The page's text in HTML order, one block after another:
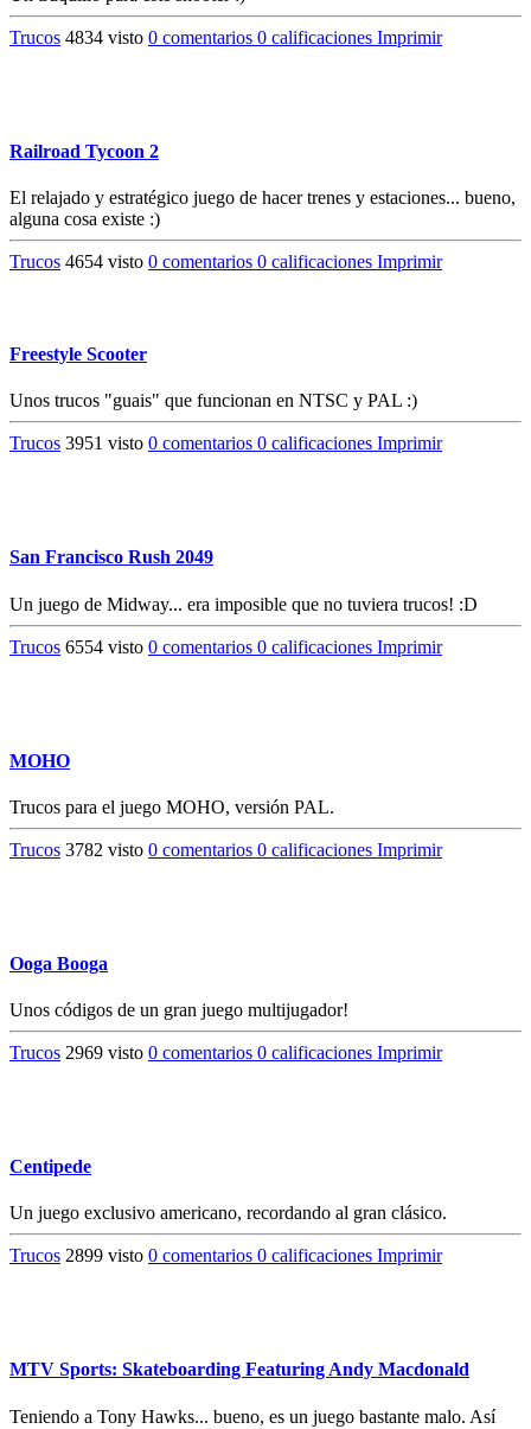
Trucos 4834 visto 0 comentarios 0 calificaciones Imprimir
Railroad Tycoon 2
El relajado y estratégico juego de hacer trenes y estaciones... bueno,
alguna cosa existe :)
Trucos 4654 visto 0 comentarios 0 calificaciones Imprimir
Freestyle Scooter
Unos trucos "guais" que funcionan en NTSC y PAL :)
Trucos 3951 visto 0 comentarios 0 calificaciones Imprimir
San Francisco Rush 2049
Un juego de Midway... era imposible que no tuviera trucos! :D
Trucos 6554 visto 0 comentarios 0 calificaciones Imprimir
MOHO
Trucos para el juego MOHO, versión PAL.
Trucos 3782 visto 0 comentarios 0 calificaciones Imprimir
Ooga Booga
Unos códigos de un gran juego multijugador!
Trucos 2969 visto 0 comentarios 0 calificaciones Imprimir
Centipede
Un juego exclusivo americano, recordando al gran clásico.
Trucos 2899 visto 0 comentarios 0 calificaciones Imprimir
MTV Sports: Skateboarding Featuring Andy Macdonald
Teniendo a Tony Hawks... bueno, es un juego bastante malo. Así